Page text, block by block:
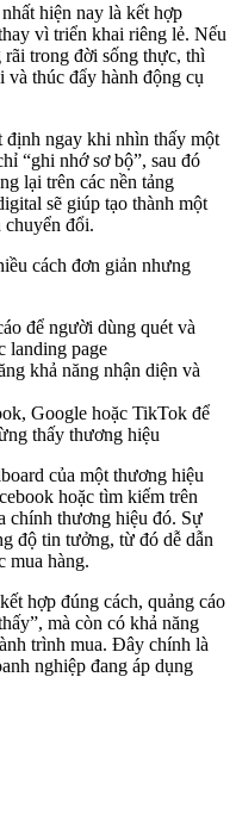
hiện nay là kết hợp
vì triển khai riêng lẻ. Nếu
trong đời sống thực, thì
thúc đẩy hành động cụ
ngay khi nhìn thấy một
“ghi nhớ sơ bộ”, sau đó
lại trên các nền tảng
sẽ giúp tạo thành một
chuyển đổi.
cách đơn giản nhưng
để người dùng quét và
landing page
khả năng nhận diện và
Google hoặc TikTok để
thấy thương hiệu
của một thương hiệu
hoặc tìm kiếm trên
chính thương hiệu đó. Sự
độ tin tưởng, từ đó dễ dẫn
mua hàng.
hợp đúng cách, quảng cáo
mà còn có khả năng
trình mua. Đây chính là
nghiệp đang áp dụng